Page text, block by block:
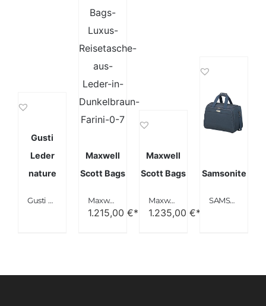
Gusti
Leder
nature
Gusti Leder nature “Henry” Reisetasche Weekender Dunkelbraun R4
Maxwell
Scott Bags
Maxwell Scott Bags® Luxus Reisetasche aus Leder in Dunkelbraun (Farini)
1.215,00 €*
Maxwell
Scott Bags
Maxwell Scott Bags® PERSONALISIERT! Luxus Ledertasche in Handgepäckgröße in schwarz (Farini)
1.235,00 €*
Samsonite
SAMSONITE Spark SNG